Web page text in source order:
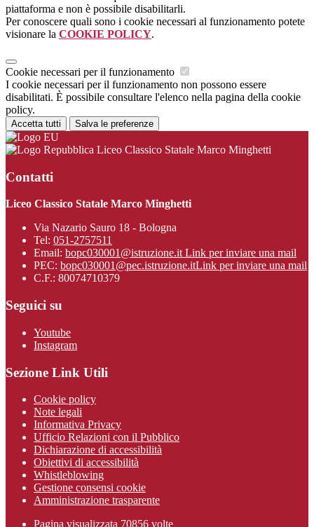
piattaforma e non è possibile disabilitarli.
Per conoscere quali sono i cookie necessari al funzionamento potete
visionare la COOKIE POLICY.
Cookie necessari per il funzionamento
I cookie necessari per il funzionamento non possono essere
disabilitati. È possibile consultare l'elenco nella pagina della cookie
policy.
Accetta tutti Salva le preferenze
Liceo Classico Statale Marco Minghetti
Contatti
Liceo Classico Statale Marco Minghetti
Via Nazario Sauro 18 - Bologna
Tel: 051-2757511
Email: bopc030001@istruzione.it Link per inviare una mail
PEC: bopc030001@pec.istruzione.itLink per inviare una mail
C.F.: 80074710379
Seguici su
Youtube
Instagram
Sezione Link Utili
Cookie policy
Note legali
Informativa Privacy
Ufficio Relazioni con il Pubblico
Dichiarazione di accessibilità
Obiettivi di accessibilità
Whistleblowing
Gestione consensi cookie
Amministrazione trasparente
Pagina visualizzata 70856 volte